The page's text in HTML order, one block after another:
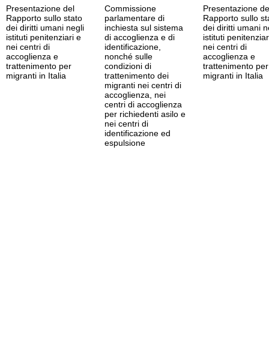
Presentazione del
Rapporto sullo stato
dei diritti umani negli
istituti penitenziari e
nei centri di
accoglienza e
trattenimento per
migranti in Italia
Commissione
parlamentare di
inchiesta sul sistema
di accoglienza e di
identificazione,
nonché sulle
condizioni di
trattenimento dei
migranti nei centri di
accoglienza, nei
centri di accoglienza
per richiedenti asilo e
nei centri di
identificazione ed
espulsione
Presentazione
Rapporto sullo
dei diritti umani
istituti
nei centri di
accoglienza e
trattenimento per
migranti in Italia